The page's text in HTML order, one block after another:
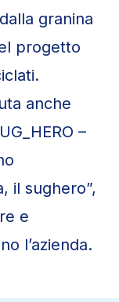
granina
progetto
anche
–
il sughero”,
e
l’azienda.